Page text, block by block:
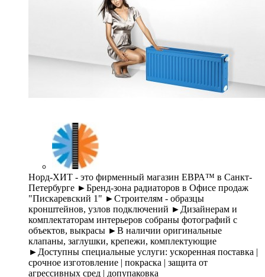
Норд-ХИТ - это фирменный магазин ЕВРА™ в Санкт-
Петербурге ►Бренд-зона радиаторов в Офисе продаж
"Пискаревский 1" ►Строителям - образцы
кронштейнов, узлов подключений ►Дизайнерам и
комплектаторам интерьеров собраны фотографий с
объектов, выкрасы ►В наличии оригинальные
клапаны, заглушки, крепежи, комплектующие
►Доступны специальные услуги: ускоренная поставка |
срочное изготовление | покраска | защита от
агрессивных сред | допупаковка